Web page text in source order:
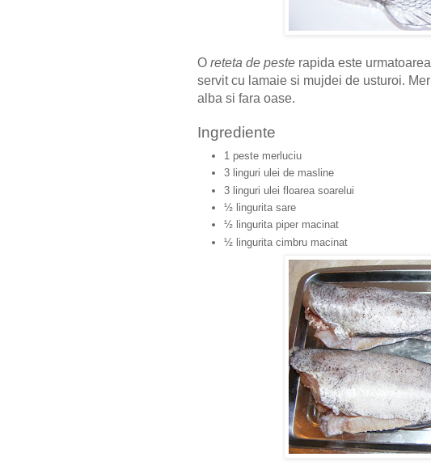
O reteta de peste rapida este
servit cu lamaie si mujdei de usturoi.
alba si fara oase.
Ingrediente
1 peste merluciu
3 linguri ulei de masline
3 linguri ulei floarea soarelui
½ lingurita sare
½ lingurita piper macinat
½ lingurita cimbru macinat